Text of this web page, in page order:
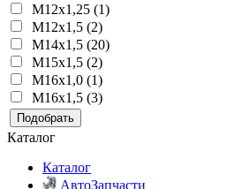
M12x1,25 (1)
M12x1,5 (2)
M14x1,5 (20)
M15x1,5 (2)
M16x1,0 (1)
M16x1,5 (3)
Подобрать
Каталог
Каталог
АвтоЗапчасти